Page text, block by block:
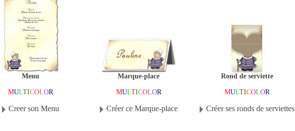
Menu
MULTICOLOR
Creer son Menu
Marque-place
MULTICOLOR
Créer ce Marque-place
Rond de serviette
MULTICOLOR
Créer ses ronds de serviettes